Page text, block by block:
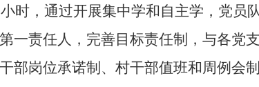
时，通过开展集中学和自主学，党员
一责任人，完善目标责任制，与各党
部岗位承诺制、村干部值班和周例会